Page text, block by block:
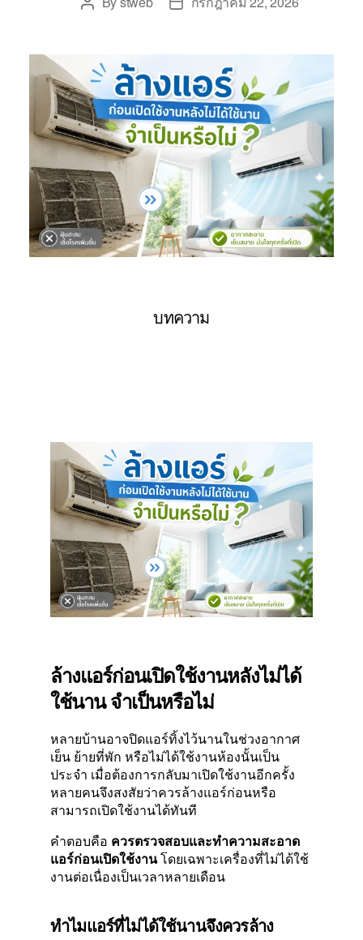
บทความ
ล้างแอร์ก่อนเปิดใช้งานหลังไม่ได้
ใช้นาน จำเป็นหรือไม่
หลายบ้านอาจปิดแอร์ทิ้งไว้นานในช่วงอากาศ
เย็น ย้ายที่พัก หรือไม่ได้ใช้งานห้องนั้นเป็น
ประจำ เมื่อต้องการกลับมาเปิดใช้งานอีกครั้ง
หลายคนจึงสงสัยว่าควรล้างแอร์ก่อนหรือ
สามารถเปิดใช้งานได้ทันที
คำตอบคือ ควรตรวจสอบและทำความสะอาด
แอร์ก่อนเปิดใช้งานโดยเฉพาะเครื่องที่ไม่ได้ใช้
งานต่อเนื่องเป็นเวลาหลายเดือน
ทำไมแอร์ที่ไม่ได้ใช้นานจึงควรล้าง